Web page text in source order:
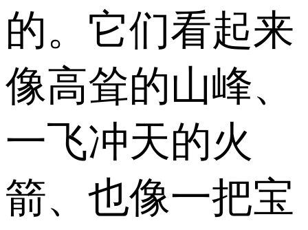
的。它们看起来
像高耸的山峰、
一飞冲天的火
箭、也像一把宝